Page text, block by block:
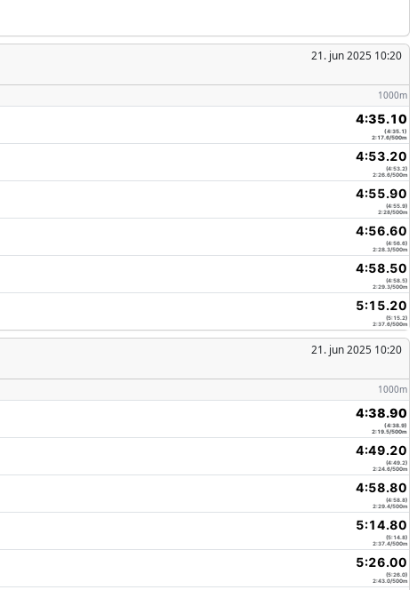
21. jun 2025 10:20
1000m
4:35.10
(4:35.1)
2:17.6/500m
4:53.20
(4:53.2)
2:26.6/500m
4:55.90
(4:55.9)
2:28/500m
4:56.60
(4:56.6)
2:28.3/500m
4:58.50
(4:58.5)
2:29.3/500m
5:15.20
(5:15.2)
2:37.6/500m
21. jun 2025 10:20
1000m
4:38.90
(4:38.9)
2:19.5/500m
4:49.20
(4:49.2)
2:24.6/500m
4:58.80
(4:58.8)
2:29.4/500m
5:14.80
(5:14.8)
2:37.4/500m
5:26.00
(5:26.0)
2:43.0/500m